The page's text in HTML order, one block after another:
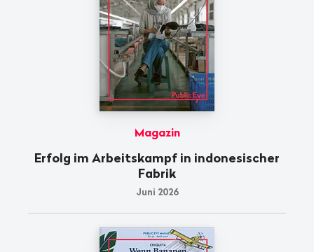
Magazin
Erfolg im Arbeitskampf in indonesischer
Fabrik
Juni 2026